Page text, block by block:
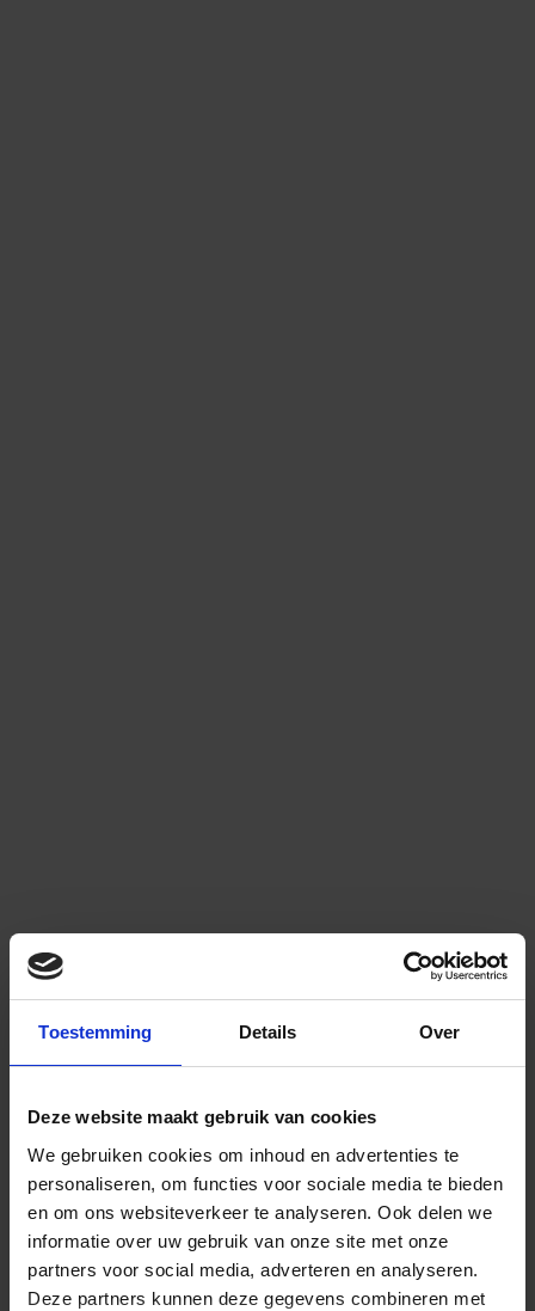
Toestemming Details Over
Deze website maakt gebruik van cookies
We gebruiken cookies om inhoud en advertenties te
personaliseren, om functies voor sociale media te bieden
en om ons websiteverkeer te analyseren. Ook delen we
informatie over uw gebruik van onze site met onze
partners voor social media, adverteren en analyseren.
Deze partners kunnen deze gegevens combineren met